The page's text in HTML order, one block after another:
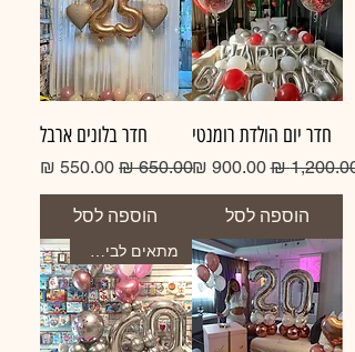
חדר יום הולדת רומנטי
מחיר רגיל מחיר מבצע‏900.00 ‏₪
הוספה לסל
חדר בלונים ארבל
מחיר רגיל מחיר מבצע
הוספה לסל
מתאים לבית מלון